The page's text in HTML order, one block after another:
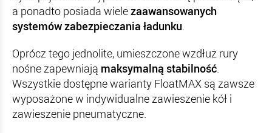
a ponadto posiada wielezaawansowanych
systemów zabezpieczania ładunku.
Oprócz tego jednolite, umieszczone wzdłuż rury
nośne zapewniają maksymalną stabilność.
Wszystkie dostępne warianty FloatMAX są zawsze
wyposażone w indywidualne zawieszenie kół i
zawieszenie pneumatyczne.